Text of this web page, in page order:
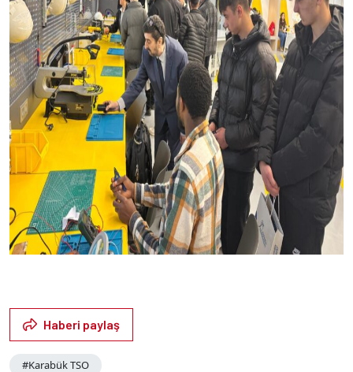
Haberi paylaş
#Karabük TSO